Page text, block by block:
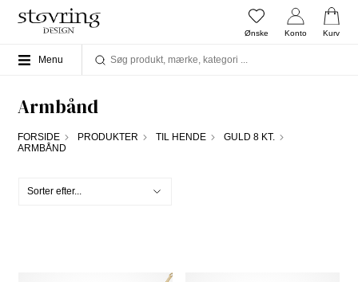
Ønske Konto Kurv
Menu
Armbånd
FORSIDE PRODUKTER TIL HENDE
GULD 8 KT.
ARMBÅND